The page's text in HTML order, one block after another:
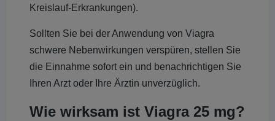
Kreislauf-Erkrankungen).
Sollten Sie bei der Anwendung von Viagra
schwere Nebenwirkungen verspüren, stellen Sie
die Einnahme sofort ein und benachrichtigen Sie
Ihren Arzt oder Ihre Ärztin unverzüglich.
Wie wirksam ist Viagra 25 mg?